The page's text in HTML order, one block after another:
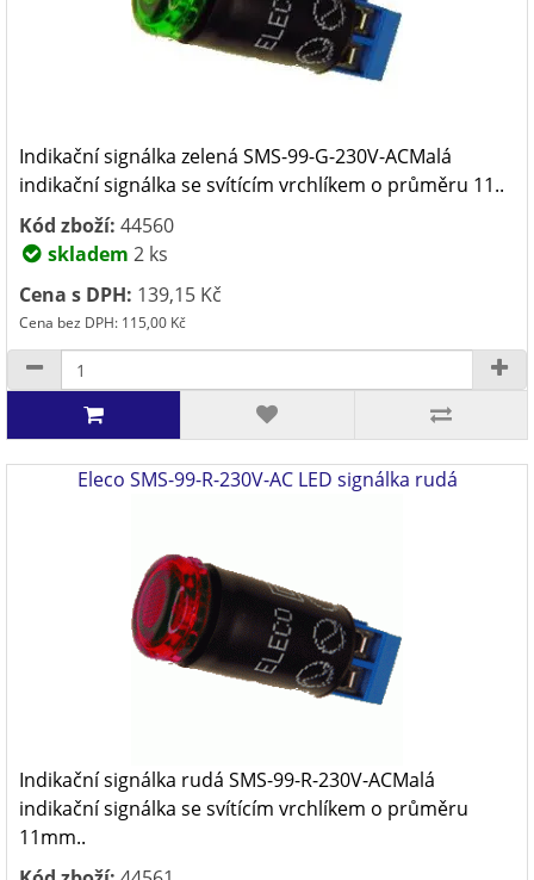
Indikační signálka zelená SMS-99-G-230V-ACMalá
indikační signálka se svítícím vrchlíkem o průměru 11..
Kód zboží: 44560
skladem 2 ks
Cena s DPH: 139,15 Kč
Cena bez DPH: 115,00 Kč
Eleco SMS-99-R-230V-AC LED signálka rudá
Indikační signálka rudá SMS-99-R-230V-ACMalá
indikační signálka se svítícím vrchlíkem o průměru
11mm..